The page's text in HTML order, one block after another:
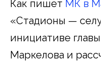
Как пишет МК в
«Стадионы —
инициативе
Маркелова и